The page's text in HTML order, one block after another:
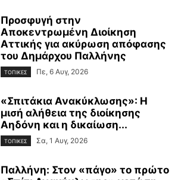
Προσφυγή στην
Αποκεντρωμένη Διοίκηση
Αττικής για ακύρωση απόφασης
του Δημάρχου Παλλήνης
ΤΟΠΙΚΕΣ Πε, 6 Αυγ, 2026
«Σπιτάκια Ανακύκλωσης»: Η
μισή αλήθεια της διοίκησης
Αηδόνη και η δικαίωση...
ΤΟΠΙΚΕΣ Σα, 1 Αυγ, 2026
Παλλήνη: Στον «πάγο» το πρώτο